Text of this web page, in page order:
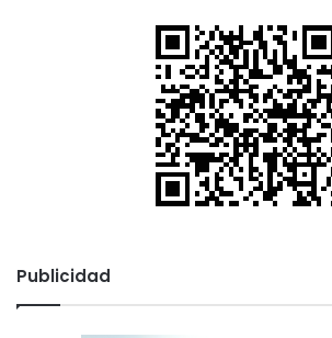
Publicidad